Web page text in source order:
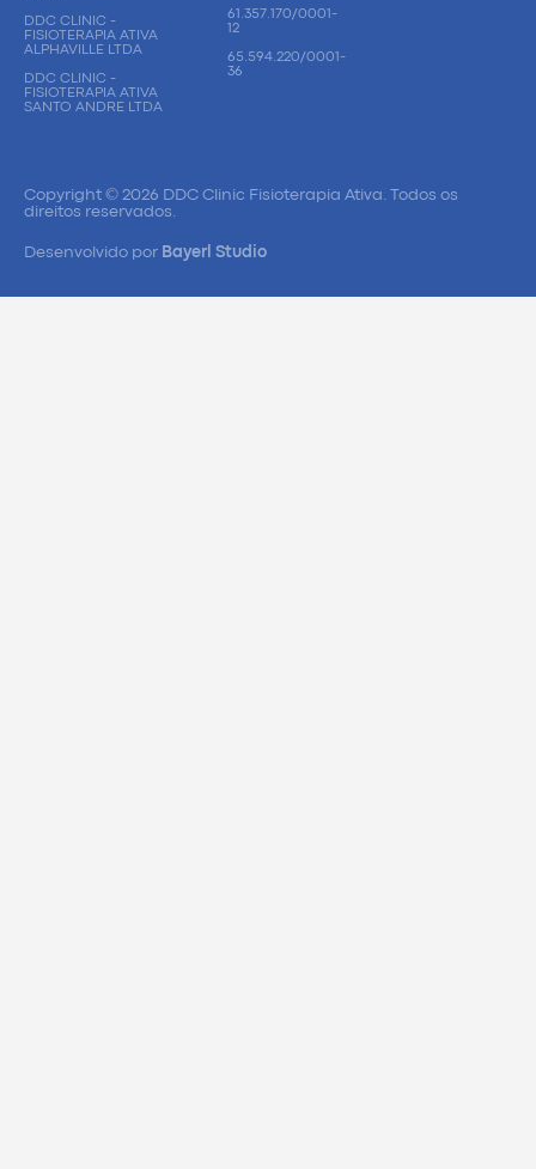
DDC CLINIC -
FISIOTERAPIA ATIVA
ALPHAVILLE LTDA
DDC CLINIC -
FISIOTERAPIA ATIVA
SANTO ANDRE LTDA
61.357.170/0001-
12
65.594.220/0001-
36
Copyright © 2026 DDC Clinic Fisioterapia Ativa. Todos os
direitos reservados.
Desenvolvido por Bayerl Studio